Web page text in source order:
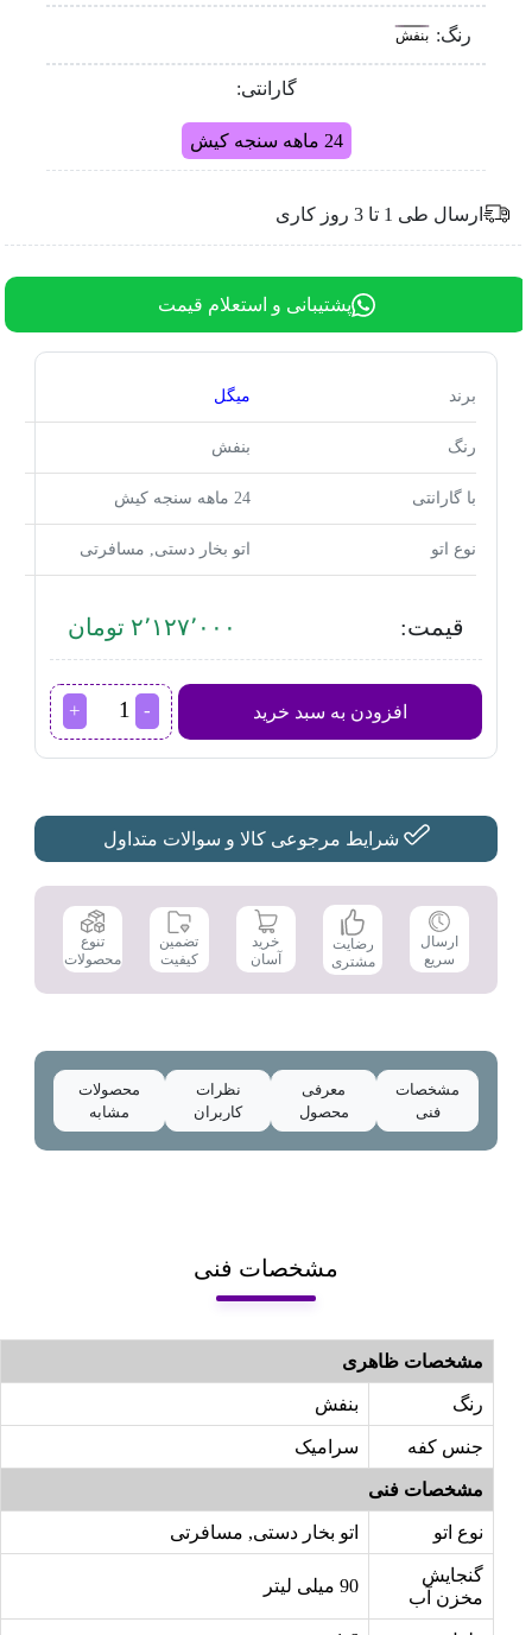
رنگ: بنفش
گارانتی:
24 ماهه سنجه کیش
ارسال طی 1 تا 3 روز کاری
پشتیبانی و استعلام قیمت
برند میگل
رنگ بنفش
با گارانتی 24 ماهه سنجه کیش
نوع اتو اتو بخار دستی, مسافرتی
قیمت: ۲٬۱۲۷٬۰۰۰ تومان
افزودن به سبد خرید
اتوبخار
میگل
عدد
شرایط مرجوعی کالا و سوالات متداول
ارسال
سریع
رضایت
مشتری
خرید
آسان
تضمین
کیفیت
تنوع
محصولات
مشخصات
فنی
معرفی
محصول
نظرات
کاربران
محصولات
مشابه
مشخصات فنی
مشخصات ظاهری
رنگ بنفش
جنس کفه سرامیک
مشخصات فنی
نوع اتو اتو بخار دستی, مسافرتی
گنجایش
مخزن آب
90 میلی لیتر